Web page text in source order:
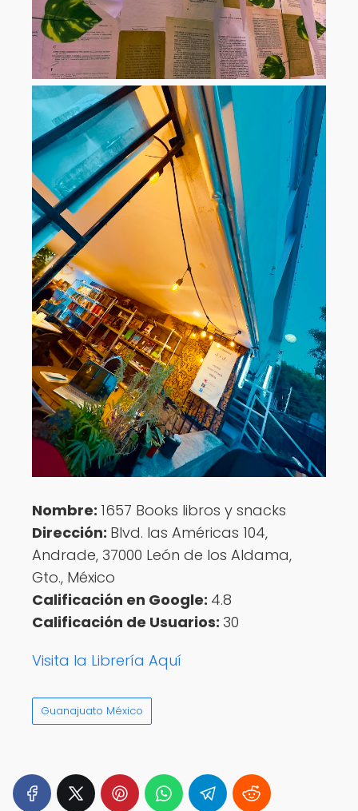
Nombre: 1657 Books libros y snacks
Dirección: Blvd. las Américas 104,
Andrade, 37000 León de los Aldama,
Gto., México
Calificación en Google: 4.8
Calificación de Usuarios: 30
Visita la Librería Aquí
Guanajuato México